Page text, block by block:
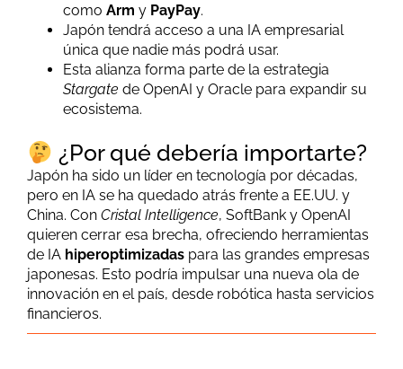
como Arm y PayPay.
Japón tendrá acceso a una IA empresarial
única que nadie más podrá usar.
Esta alianza forma parte de la estrategia
Stargate de OpenAI y Oracle para expandir su
ecosistema.
¿Por qué debería importarte?
Japón ha sido un líder en tecnología por décadas,
pero en IA se ha quedado atrás frente a EE.UU. y
China. Con Cristal Intelligence, SoftBank y OpenAI
quieren cerrar esa brecha, ofreciendo herramientas
de IA hiperoptimizadas para las grandes empresas
japonesas. Esto podría impulsar una nueva ola de
innovación en el país, desde robótica hasta servicios
financieros.